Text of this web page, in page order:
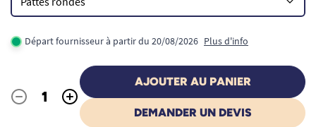
Départ fournisseur à partir du 20/08/2026 Plus d'info
Quantité
- +
AJOUTER AU PANIER
DEMANDER UN DEVIS